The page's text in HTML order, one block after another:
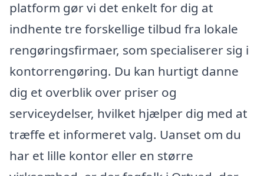
platform gør vi det enkelt for dig at
indhente tre forskellige tilbud fra lokale
rengøringsfirmaer, som specialiserer sig i
kontorrengøring. Du kan hurtigt danne
dig et overblik over priser og
serviceydelser, hvilket hjælper dig med at
træffe et informeret valg. Uanset om du
har et lille kontor eller en større